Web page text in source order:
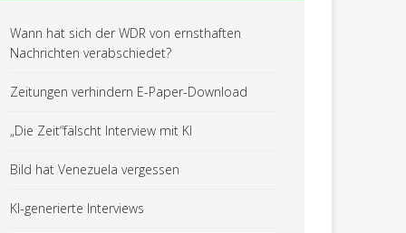
Wann hat sich der WDR von ernsthaften
Nachrichten verabschiedet?
Zeitungen verhindern E-Paper-Download
„Die Zeit“fälscht Interview mit KI
Bild hat Venezuela vergessen
KI-generierte Interviews